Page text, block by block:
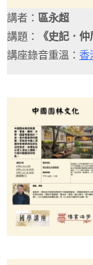
講者： 區永超
講題：
《史記．
講座錄音重溫： 香